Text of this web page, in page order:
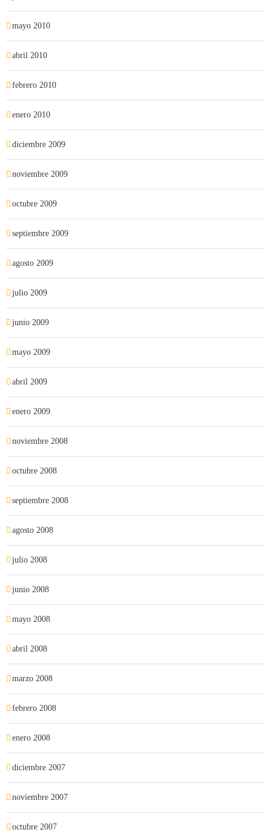
mayo 2010
abril 2010
febrero 2010
enero 2010
diciembre 2009
noviembre 2009
octubre 2009
septiembre 2009
agosto 2009
julio 2009
junio 2009
mayo 2009
abril 2009
enero 2009
noviembre 2008
octubre 2008
septiembre 2008
agosto 2008
julio 2008
junio 2008
mayo 2008
abril 2008
marzo 2008
febrero 2008
enero 2008
diciembre 2007
noviembre 2007
octubre 2007